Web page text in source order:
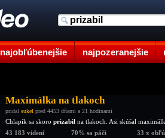
najobľúbenejšie najpozeranejšie
Maximálka na tlakoch
pridal sukel pred 4453 dňami a 21 hodinami
Chlapík sa skoro prizabil na tlakoch. Asi skúšal
43 183 videní
70% sa páči 33 x